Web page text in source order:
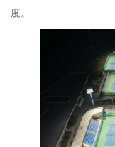
度。